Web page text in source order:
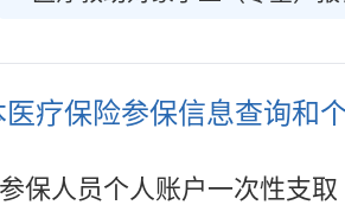
医疗保险参保信息查询和
参保人员个人账户一次性支取